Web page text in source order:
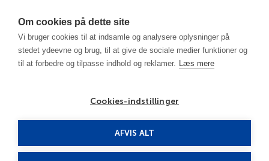
Om cookies på dette site
Vi bruger cookies til at indsamle og analysere oplysninger på
stedet ydeevne og brug, til at give de sociale medier funktioner og
til at forbedre og tilpasse indhold og reklamer. Læs mere
Cookies-indstillinger
AFVIS ALT
Gran Canaria Playa de Mogan